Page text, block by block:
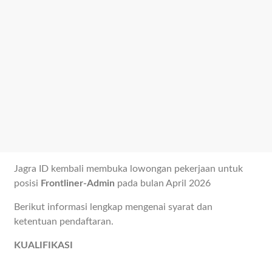
Jagra ID kembali membuka lowongan pekerjaan untuk
posisi Frontliner-Admin pada bulan April 2026
Berikut informasi lengkap mengenai syarat dan
ketentuan pendaftaran.
KUALIFIKASI